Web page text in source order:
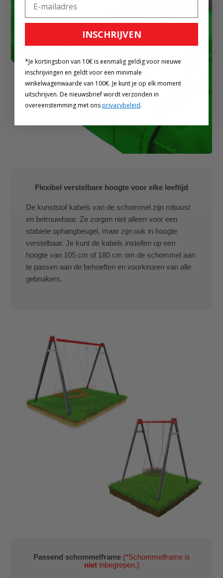
Flexibel verstelbare hoogte voor elke leeftijd
De kunststof kabels van de schommel zijn robuust
en betrouwbaar. Ze zorgen niet alleen voor een
stabiele ophangbeugel, maar zijn ook in hoogte
verstelbaar. Je kunt de kabels instellen op een
hoogte van 105 cm of 180 cm om de schommel aan
te passen aan de behoeften en voorkeuren van alle
gebruikers.
Passend schommelframe (*Schommelframe is
nietinbegrepen.)
INSCHRIJVEN
*Je kortingsbon van 10€ is eenmalig geldig voor nieuwe
inschrijvingen en geldt voor een minimale
winkelwagenwaarde van 100€. Je kunt je op elk moment
uitschrijven. De nieuwsbrief wordt verzonden in
overeenstemming met onsprivacybeleid.